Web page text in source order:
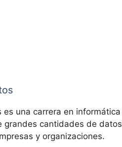
es una carrera en
grandes cantidades de
y organizaciones.